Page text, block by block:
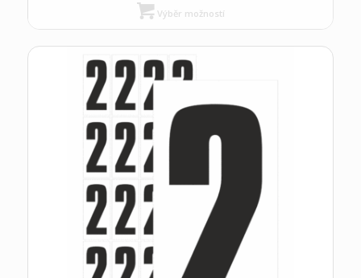
Výběr možností